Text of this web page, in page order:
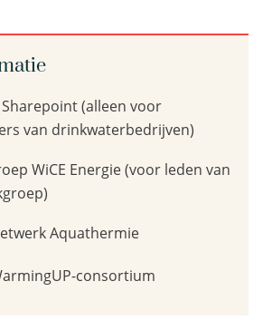
Sharepoint (alleen voor
van drinkwaterbedrijven)
WiCE Energie (voor leden van
Aquathermie
consortium